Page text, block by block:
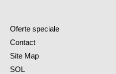
Oferte speciale
Contact
Site Map
SOL